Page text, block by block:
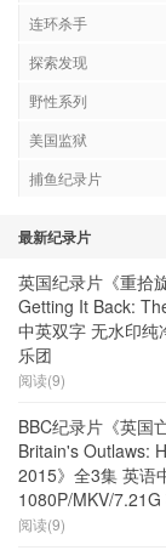
连环杀手
探索发现
野性系列
美国监狱
捕鱼纪录片
最新纪录片
英国纪录片《重拾
Getting It Back:
中英双字 无水印
乐团
阅读(9)
BBC纪录片《英国
Britain's Outlaws:
2015》全3集 英语
1080P/MKV/7.21G
阅读(9)